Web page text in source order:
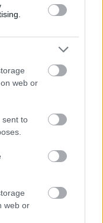
You may click to
third-party tags to
in below Google
web or
sent to
web or
šoferjev in